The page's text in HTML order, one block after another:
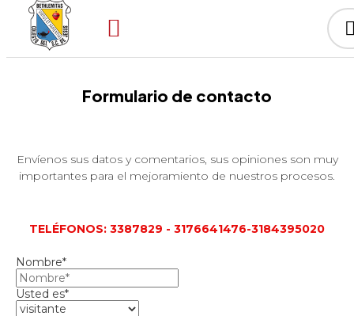
Formulario de contacto
Envíenos sus datos y comentarios, sus opiniones son muy
importantes para el mejoramiento de nuestros procesos.
TELÉFONOS: 3387829 - 3176641476-3184395020
Nombre*
Usted es*